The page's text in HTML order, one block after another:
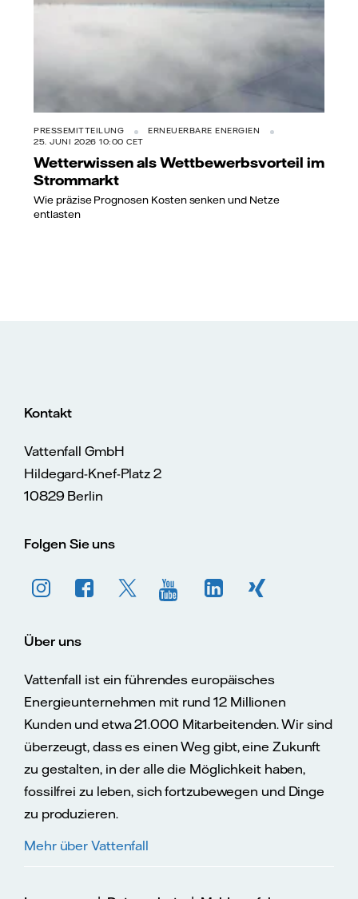
PRESSEMITTEILUNG
ERNEUERBARE ENERGIEN
25. JUNI 2026 10:00 CET
Wetterwissen als Wettbewerbsvorteil im
Strommarkt
Wie präzise Prognosen Kosten senken und Netze
entlasten
Kontakt
Vattenfall GmbH
Hildegard-Knef-Platz 2
10829 Berlin
Folgen Sie uns
Über uns
Vattenfall ist ein führendes europäisches
Energieunternehmen mit rund 12 Millionen
Kunden und etwa 21.000 Mitarbeitenden. Wir sind
überzeugt, dass es einen Weg gibt, eine Zukunft
zu gestalten, in der alle die Möglichkeit haben,
fossilfrei zu leben, sich fortzubewegen und Dinge
zu produzieren.
Mehr über Vattenfall